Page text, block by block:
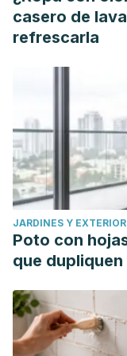
https://
Wilson, T. D., &
https://
casero de
refrescarla
JARDINES Y EXTERIOR
Poto con
que